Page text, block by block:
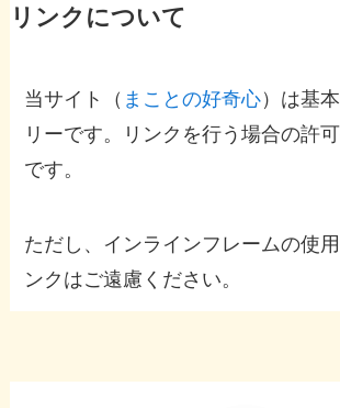
リンクについて
当サイト（ まことの好奇心）は基
リーです。リンクを行う場合の許
です。
ただし、インラインフレームの使
ンクはご遠慮ください。